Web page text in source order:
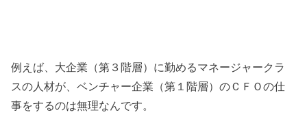
例えば、大企業（第３階層）に勤めるマネージャークラ
スの人材が、ベンチャー企業（第１階層）のＣＦＯの仕
事をするのは無理なんです。